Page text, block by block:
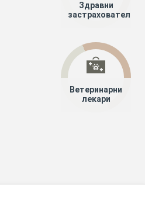
Здравни
застрахователи
Ветеринарни
лекари